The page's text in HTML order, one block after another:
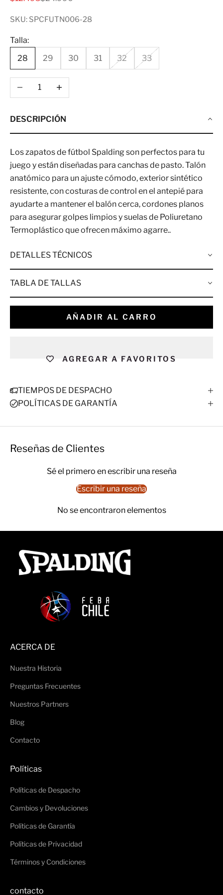
SKU: SPCFUTN006-28
Talla:
28
29 30 31 32 33
Reducir cantidadAumentar cantidad
DESCRIPCIÓN
Los zapatos de fútbol Spalding son perfectos para tu
juego y están diseñadas para canchas de pasto. Talón
anatómico para un ajuste cómodo, exterior sintético
resistente, con costuras de control en el antepié para
ayudarte a mantener el balón cerca, cordones planos
para asegurar golpes limpios y suelas de Poliuretano
Termoplástico que ofrecen máximo agarre..
DETALLES TÉCNICOS
TABLA DE TALLAS
AÑADIR AL CARRO
AGREGAR A FAVORITOS
TIEMPOS DE DESPACHO
POLÍTICAS DE GARANTÍA
Reseñas de Clientes
Sé el primero en escribir una reseña
Escribir una reseña
No se encontraron elementos
ACERCA DE
Nuestra Historia
Preguntas Frecuentes
Nuestros Partners
Blog
Contacto
Políticas
Políticas de Despacho
Cambios y Devoluciones
Políticas de Garantía
Políticas de Privacidad
Términos y Condiciones
contacto